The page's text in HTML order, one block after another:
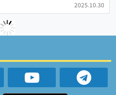
2025.10.30